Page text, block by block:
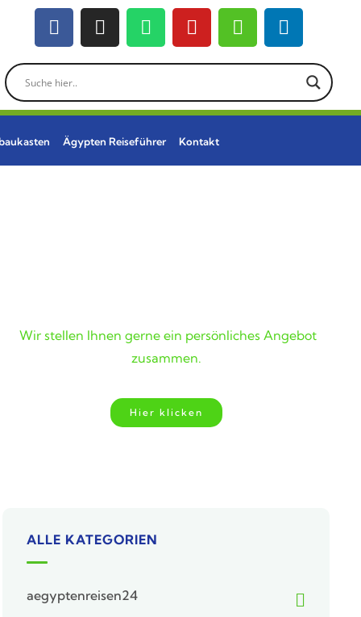
Ägypten Reiseführer Kontakt
Wir stellen Ihnen gerne ein persönliches Angebot
zusammen.
Hier klicken
ALLE KATEGORIEN
aegyptenreisen24